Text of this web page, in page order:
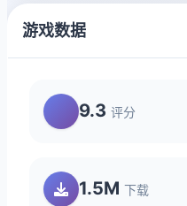
游戏数据
9.3 评分
1.5M 下载